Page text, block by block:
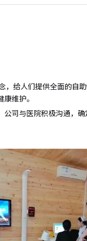
给人们提供全面的自
维护。
司与医院积极沟通，